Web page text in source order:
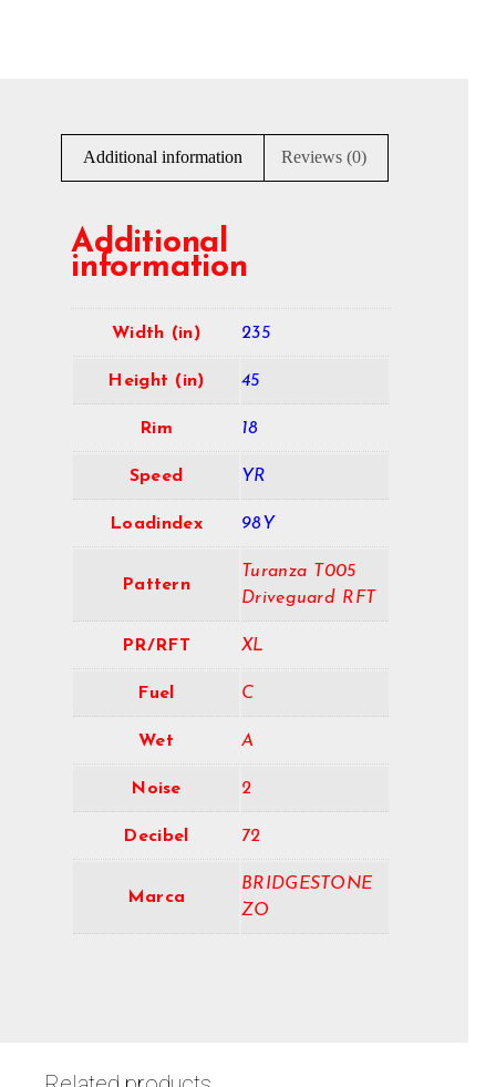
Additional information Reviews (0)
Additional
information
Width (in) 235
Height (in) 45
Rim 18
Speed YR
Loadindex 98Y
Pattern
Turanza T005
Driveguard RFT
PR/RFT XL
Fuel C
Wet A
Noise 2
Decibel 72
Marca
BRIDGESTONE
ZO